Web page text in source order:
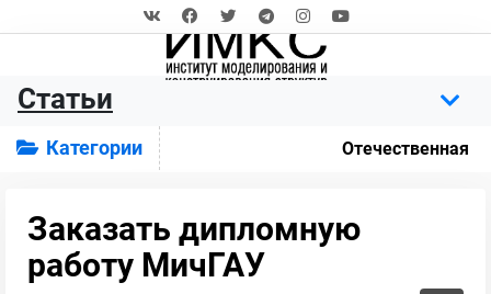
Статьи
Категории Отечественная
Заказать дипломную
работу МичГАУ